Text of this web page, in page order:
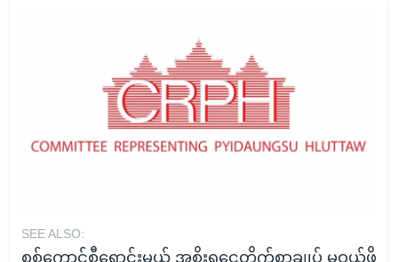
SEE ALSO:
စစ်ကောင်စီရောင်းမယ့် အစိုးရငွေတိုက်စာချုပ် မဝယ်ဖို့